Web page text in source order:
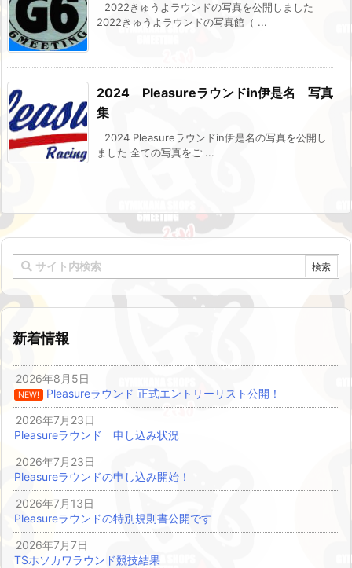
2022きゅうよラウンドの写真を公開しました
2022きゅうよラウンドの写真館（ ...
2024 Pleasureラウンドin伊是名 写真
集
2024 Pleasureラウンドin伊是名の写真を公開し
ました 全ての写真をご ...
新着情報
2026年8月5日
NEW!
Pleasureラウンド 正式エントリーリスト公開！
2026年7月23日
Pleasureラウンド 申し込み状況
2026年7月23日
Pleasureラウンドの申し込み開始！
2026年7月13日
Pleasureラウンドの特別規則書公開です
2026年7月7日
TSホソカワラウンド競技結果